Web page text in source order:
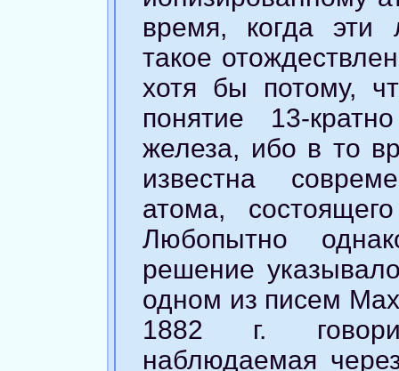
время, когда эти
такое
хотя бы потому,
понятие 13-
железа, ибо в то
известна
атома,
Любопытно
решение
одном из писем
1882 г.
наблюдаемая